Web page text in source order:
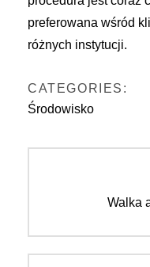
preferowana wśród
różnych instytucji.
CATEGORIES:
Środowisko
wpisu
Walka